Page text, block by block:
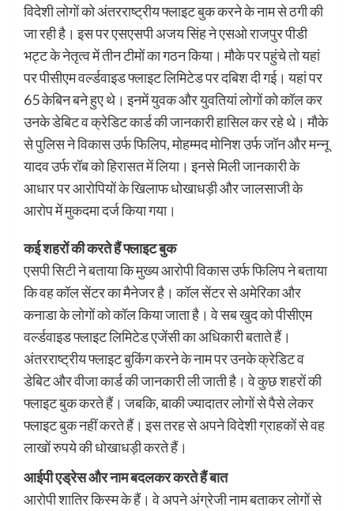
विदेशी लोगों को अंतरराष्ट्रीय फ्लाइट बुक करने के नाम से ठगी की
जा रही है। इस पर एसएसपी अजय सिंह ने एसओ राजपुर पीडी
भट्ट के नेतृत्व में तीन टीमों का गठन किया। मौके पर पहुंचे तो यहां
पर पीसीएम वर्ल्डवाइड फ्लाइट लिमिटेड पर दबिश दी गई। यहां पर
65 केबिन बने हुए थे। इनमें युवक और युवतियां लोगों को कॉल कर
उनके डेबिट व क्रेडिट कार्ड की जानकारी हासिल कर रहे थे। मौके
से पुलिस ने विकास उर्फ फिलिप, मोहम्मद मोनिश उर्फ जॉन और मन्नू
यादव उर्फ रॉब को हिरासत में लिया। इनसे मिली जानकारी के
आधार पर आरोपियों के खिलाफ धोखाधड़ी और जालसाजी के
आरोप में मुकदमा दर्ज किया गया।
कई शहरों की करते हैं फ्लाइट बुक
एसपी सिटी ने बताया कि मुख्य आरोपी विकास उर्फ फिलिप ने बताया
कि वह कॉल सेंटर का मैनेजर है। कॉल सेंटर से अमेरिका और
कनाडा के लोगों को कॉल किया जाता है। वे सब खुद को पीसीएम
वर्ल्डवाइड फ्लाइट लिमिटेड एजेंसी का अधिकारी बताते हैं।
अंतरराष्ट्रीय फ्लाइट बुकिंग करने के नाम पर उनके क्रेडिट व
डेबिट और वीजा कार्ड की जानकारी ली जाती है। वे कुछ शहरों की
फ्लाइट बुक करते हैं। जबकि, बाकी ज्यादातर लोगों से पैसे लेकर
फ्लाइट बुक नहीं करते हैं। इस तरह से अपने विदेशी ग्राहकों से वह
लाखों रुपये की धोखाधड़ी करते हैं।
आईपी एड्रेस और नाम बदलकर करते हैं बात
आरोपी शातिर किस्म के हैं। वे अपने अंग्रेजी नाम बताकर लोगों से